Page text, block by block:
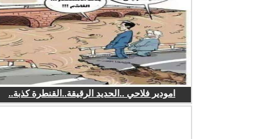
امودير فلاحي ..الحديد الرقيقة..القنطرة كذبة..